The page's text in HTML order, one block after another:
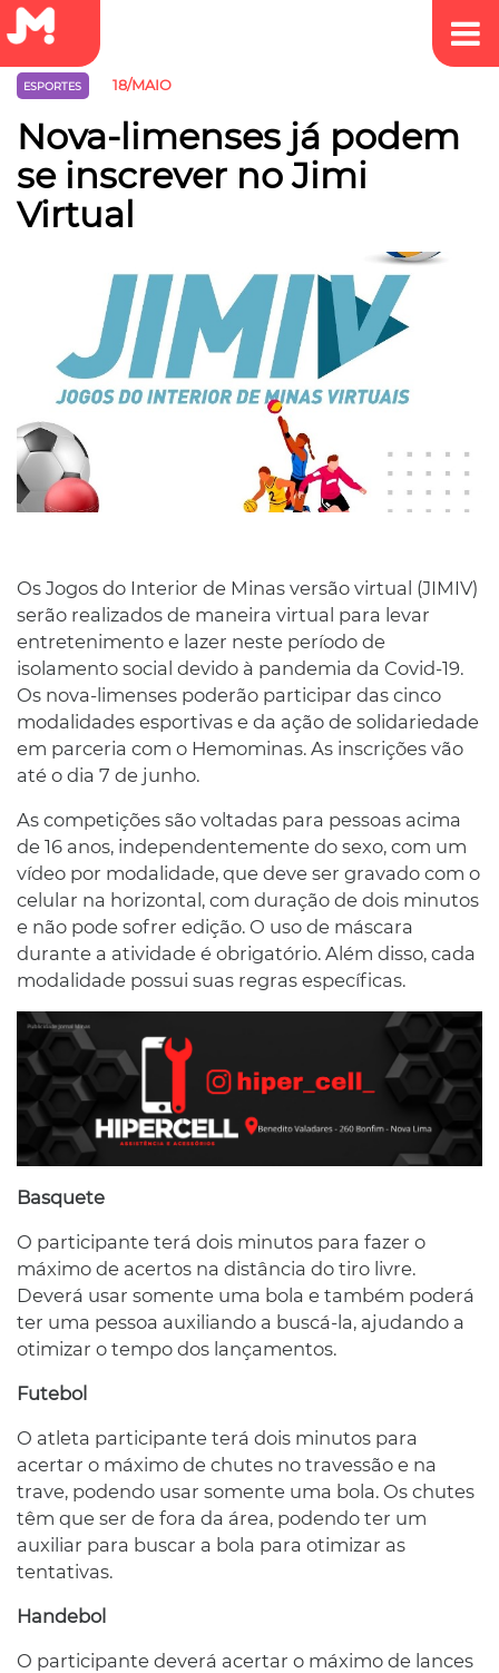
ESPORTES 18/MAIO
Nova-limenses já podem
se inscrever no Jimi
Virtual
Os Jogos do Interior de Minas versão virtual (JIMIV)
serão realizados de maneira virtual para levar
entretenimento e lazer neste período de
isolamento social devido à pandemia da Covid-19.
Os nova-limenses poderão participar das cinco
modalidades esportivas e da ação de solidariedade
em parceria com o Hemominas. As inscrições vão
até o dia 7 de junho.
As competições são voltadas para pessoas acima
de 16 anos, independentemente do sexo, com um
vídeo por modalidade, que deve ser gravado com o
celular na horizontal, com duração de dois minutos
e não pode sofrer edição. O uso de máscara
durante a atividade é obrigatório. Além disso, cada
modalidade possui suas regras específicas.
Basquete
O participante terá dois minutos para fazer o
máximo de acertos na distância do tiro livre.
Deverá usar somente uma bola e também poderá
ter uma pessoa auxiliando a buscá-la, ajudando a
otimizar o tempo dos lançamentos.
Futebol
O atleta participante terá dois minutos para
acertar o máximo de chutes no travessão e na
trave, podendo usar somente uma bola. Os chutes
têm que ser de fora da área, podendo ter um
auxiliar para buscar a bola para otimizar as
tentativas.
Handebol
O participante deverá acertar o máximo de lances